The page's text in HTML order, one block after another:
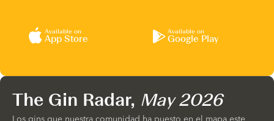
Available on
App Store
Available on
Google Play
The Gin Radar, May 2026
Los gins que nuestra comunidad ha puesto en el mapa este